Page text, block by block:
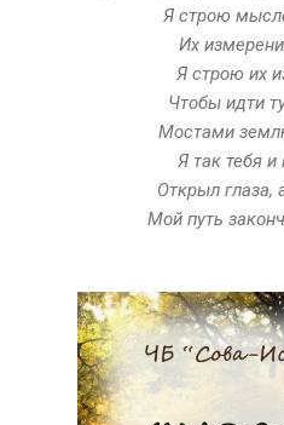
Я строю
Их
Я строю их
Чтобы идти
Мостами
Я так тебя
Открыл глаза,
Мой путь